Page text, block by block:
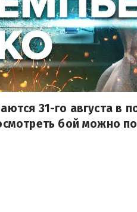
31-го августа в
бой можно